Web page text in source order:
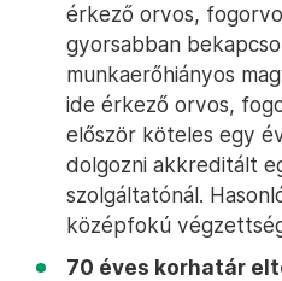
érkező orvos,
gyorsabban
munkaerőhiányos
ide érkező orvos,
először köteles egy
dolgozni akkreditált
szolgáltatónál.
középfokú
70 éves korhatár